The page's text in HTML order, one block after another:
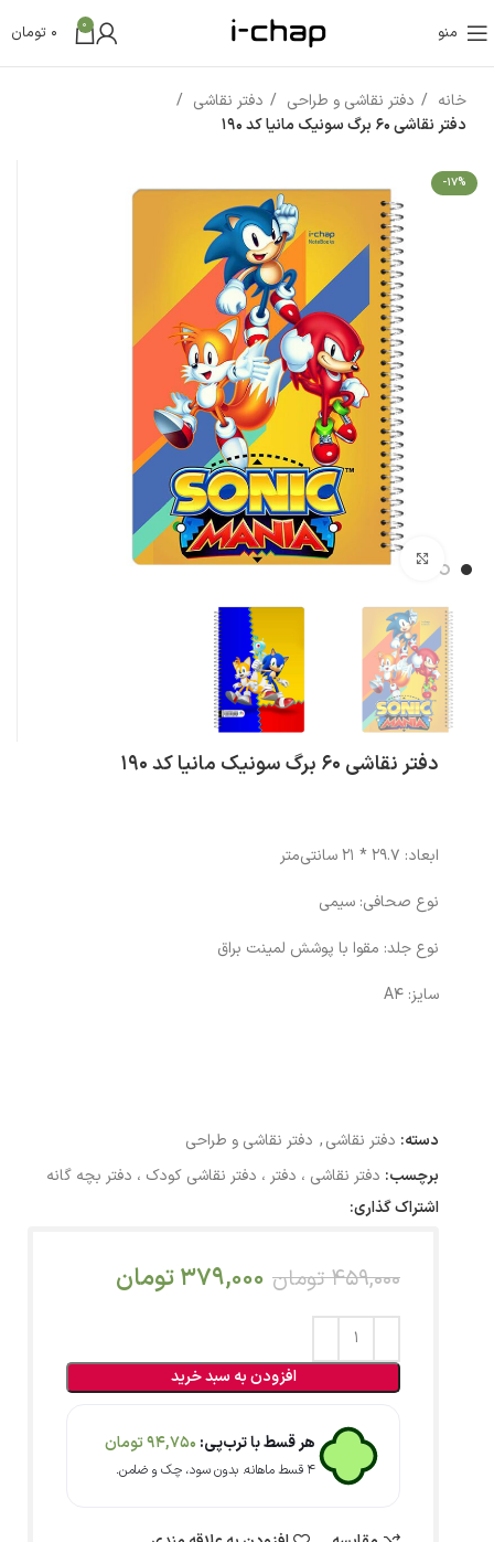
منو 0
0 تومان
خانه دفتر نقاشی و طراحی
دفتر نقاشی
دفتر نقاشی 60 برگ سونیک مانیا کد 190
-17%
بزرگنمایی تصویر
دفتر نقاشی 60 برگ سونیک مانیا کد 190
ابعاد: 29.7 * 21 سانتی‌متر
نوع صحافی: سیمی
نوع جلد: مقوا با پوشش لمینت براق
سایز: A4
دسته: دفتر نقاشی, دفتر نقاشی و طراحی
برچسب: دفتر نقاشی ، دفتر ، دفتر نقاشی کودک ، دفتر بچه گانه
اشتراک گذاری:
459,000 تومان 379,000تومان
افزودن به سبد خرید
هر قسط با ترب‌پی: 94,750تومان
۴ قسط ماهانه. بدون سود، چک و ضامن.